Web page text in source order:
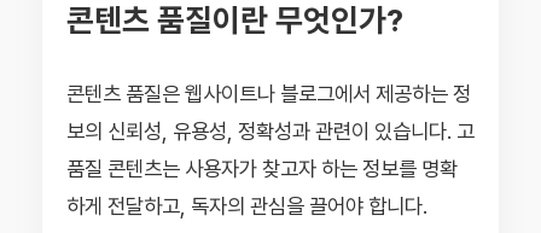
콘텐츠 품질이란 무엇인가?
콘텐츠 품질은 웹사이트나 블로그에서 제공하는 정
보의 신뢰성, 유용성, 정확성과 관련이 있습니다. 고
품질 콘텐츠는 사용자가 찾고자 하는 정보를 명확
하게 전달하고, 독자의 관심을 끌어야 합니다.